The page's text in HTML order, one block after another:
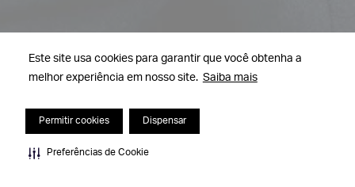
Este site usa cookies para garantir que você obtenha a
melhor experiência em nosso site. Saiba mais
Permitir cookies Dispensar
Preferências de Cookie